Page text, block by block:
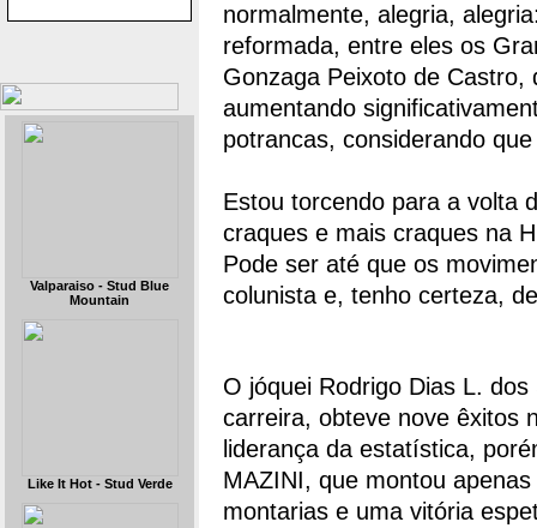
Valparaiso - Stud Blue
Mountain
Like It Hot - Stud Verde
normalmente, alegria,
reformada, entre eles os
Gonzaga Peixoto de
aumentando
potrancas, considerando
Estou torcendo para a volta
craques e mais craques na
Pode ser até que os
colunista e, tenho certeza,
O jóquei Rodrigo Dias L.
carreira, obteve nove êxitos
liderança da estatística,
MAZINI, que montou
montarias e uma vitória